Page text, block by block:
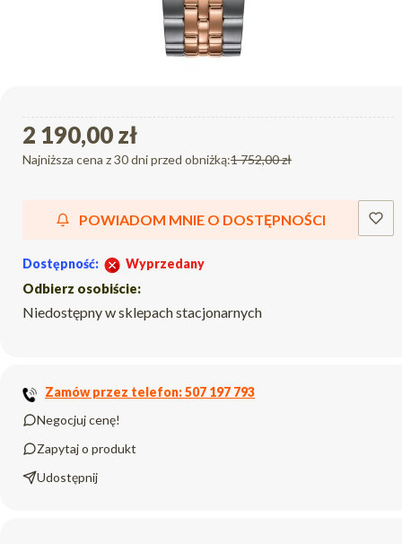
2 190,00 zł
Najniższa cena z 30 dni przed obniżką:1 752,00 zł
POWIADOM MNIE O DOSTĘPNOŚCI
Dostępność:
Wyprzedany
Odbierz osobiście:
Niedostępny w sklepach stacjonarnych
Zamów przez telefon: 507 197 793
Negocjuj cenę!
Zapytaj o produkt
Udostępnij